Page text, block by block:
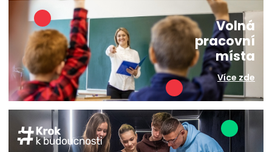
Volná
pracovní
místa
Více zde